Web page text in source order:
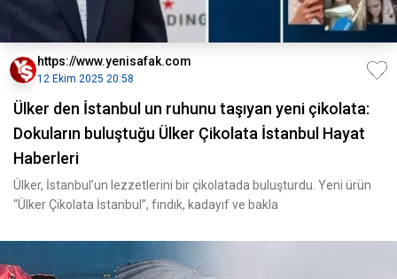
https://www.yenisafak.com
12 Ekim 2025 20:58
Ülker den İstanbul un ruhunu taşıyan yeni çikolata:
Dokuların buluştuğu Ülker Çikolata İstanbul Hayat
Haberleri
Ülker, İstanbul’un lezzetlerini bir çikolatada buluşturdu. Yeni ürün
“Ülker Çikolata İstanbul”, fındık, kadayıf ve bakla